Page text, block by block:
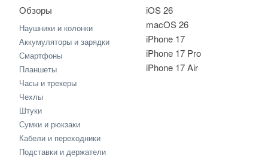
iOS 26
macOS 26
iPhone 17
iPhone 17 Pro
iPhone 17 Air
Обзоры
Наушники и колонки
Аккумуляторы и зарядки
Смартфоны
Планшеты
Часы и трекеры
Чехлы
Штуки
Сумки и рюкзаки
Кабели и переходники
Подставки и держатели